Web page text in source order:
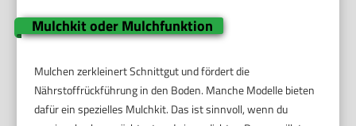
Mulchkit oder Mulchfunktion
Mulchen zerkleinert Schnittgut und fördert die
Nährstoffrückführung in den Boden. Manche Modelle bieten
dafür ein spezielles Mulchkit. Das ist sinnvoll, wenn du